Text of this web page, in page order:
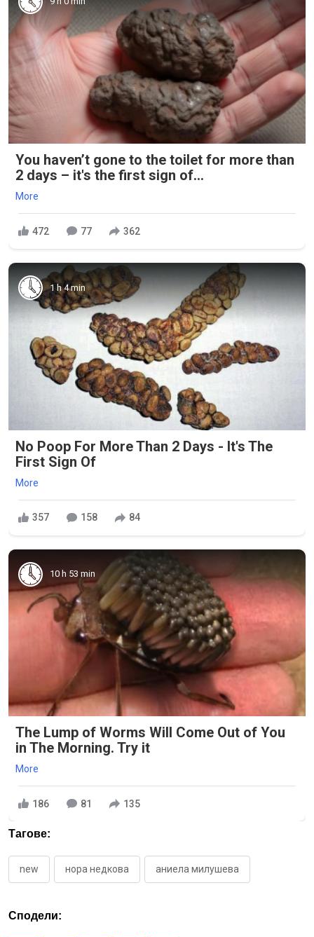
You haven’t gone to the toilet for more than
2 days – it's the first sign of...
More
472 77 362
1 h 4 min
No Poop For More Than 2 Days - It's The
First Sign Of
More
357 158 84
10 h 53 min
The Lump of Worms Will Come Out of You
in The Morning. Try it
More
186 81 135
Тагове:
new нора недкова аниела милушева
Сподели: